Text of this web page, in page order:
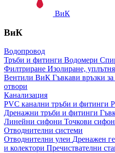
ВиК
ВиК
Водопровод
Тръби и фитинги Водомери
Филтриране Изолиране,
Вентили ВиК Гъвкави връзки
отвори
Канализация
PVC канални тръби и фитинги
Дренажни тръби и фитинги
Линейни сифони Точкови
Отводнителни системи
Отводнителни улеи Дренажен
и колектори Пречиствателни